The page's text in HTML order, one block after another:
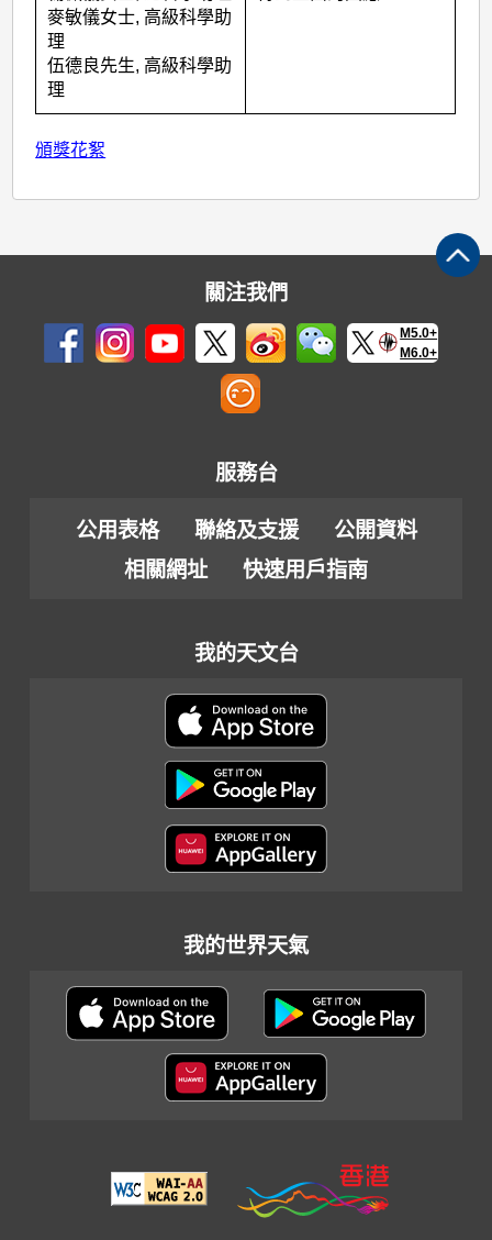
麥敏儀女士, 高級科學助
理
伍德良先生, 高級科學助
理
頒獎花絮
關注我們
M5.0+
M6.0+
服務台
公用表格 聯絡及支援
公開資料
相關網址
快速用戶指南
我的天文台
我的世界天氣